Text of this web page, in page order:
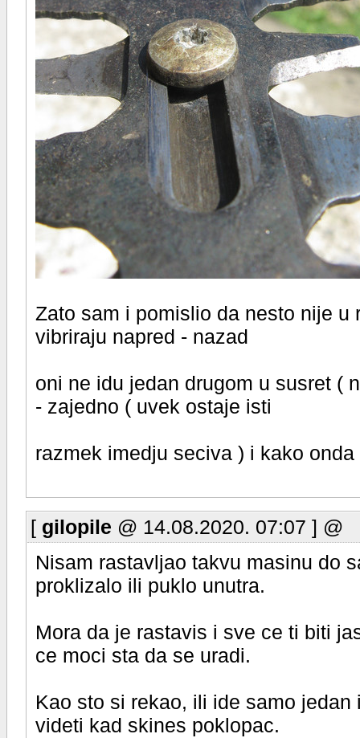
Zato sam i pomislio da nesto nije
vibriraju napred - nazad
oni ne idu jedan drugom u susret (
- zajedno ( uvek ostaje isti
razmek imedju seciva ) i kako
[ gilopile @ 14.08.2020. 07:07 ] @
Nisam rastavljao takvu masinu do
proklizalo ili puklo unutra.
Mora da je rastavis i sve ce ti biti
ce moci sta da se uradi.
Kao sto si rekao, ili ide samo
videti kad skines poklopac.